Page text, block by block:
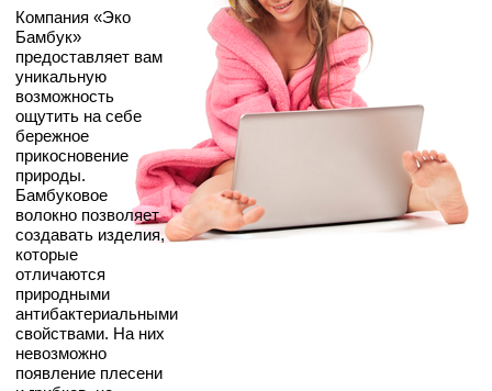
Компания «Эко
Бамбук»
предоставляет вам
уникальную
возможность
ощутить на себе
бережное
прикосновение
природы.
Бамбуковое
волокно позволяет
создавать изделия,
которые
отличаются
природными
антибактериальными
свойствами. На них
невозможно
появление плесени